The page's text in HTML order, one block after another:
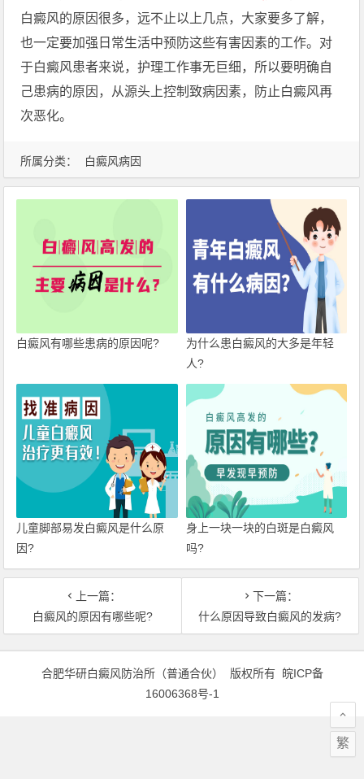
所属分类： 白癜风病因
白癜风的原因很多，远不止以上几点，大家要多了解，
也一定要加强日常生活中预防这些有害因素的工作。对
于白癜风患者来说，护理工作事无巨细，所以要明确自
己患病的原因，从源头上控制致病因素，防止白癜风再
次恶化。
白癜风有哪些患病的原因呢?
为什么患白癜风的大多是年轻
人?
儿童脚部易发白癜风是什么原
因?
身上一块一块的白斑是白癜风
吗?
上一篇：
白癜风的原因有哪些呢?
下一篇：
什么原因导致白癜风的发病?
合肥华研白癜风防治所（普通合伙） 版权所有 皖ICP备
16006368号-1
繁